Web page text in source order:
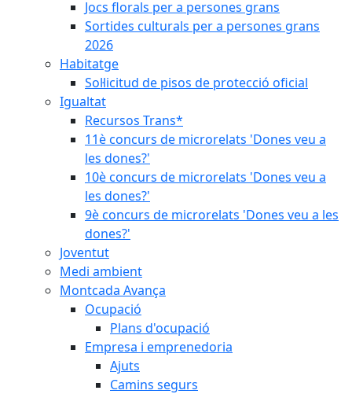
Jocs florals per a persones grans
Sortides culturals per a persones grans
2026
Habitatge
Sol·licitud de pisos de protecció oficial
Igualtat
Recursos Trans*
11è concurs de microrelats 'Dones veu a
les dones?'
10è concurs de microrelats 'Dones veu a
les dones?'
9è concurs de microrelats 'Dones veu a les
dones?'
Joventut
Medi ambient
Montcada Avança
Ocupació
Plans d'ocupació
Empresa i emprenedoria
Ajuts
Camins segurs